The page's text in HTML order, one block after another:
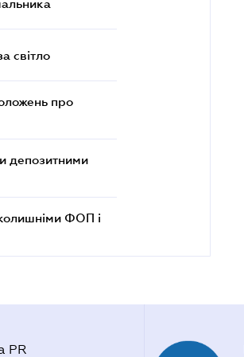
світло
про
депозитними
ФОП і
PR